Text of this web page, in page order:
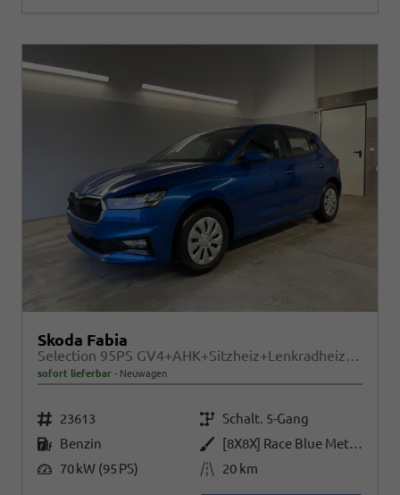
Skoda Fabia
Selection 95PS GV4+AHK+Sitzheiz+Lenkradheiz+Climatronic+Tempomat+PDC
sofort lieferbar Neuwagen
Fahrzeugnr. 23613 Getriebe Schalt. 5-Gang
Kraftstoff Benzin Außenfarbe
[8X8X] Race Blue Metallic
Leistung 70 kW (95 PS) Kilometerstand 20 km